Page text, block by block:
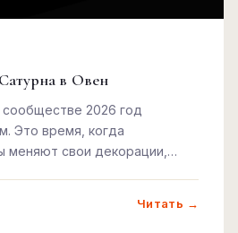
в Овен
2026 год
Это время, когда
меняют свои декорации,
окончательный переход
Читать →